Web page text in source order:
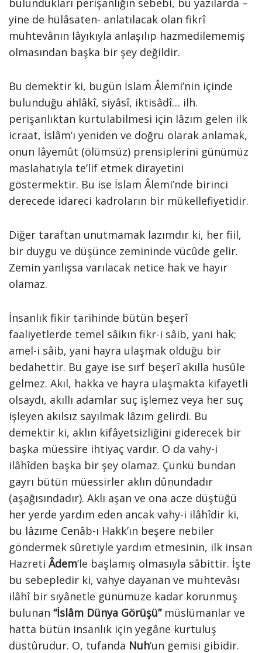
bulundukları perişanlığın sebebi, bu yazılarda –
yine de hülâsaten- anlatılacak olan fikrî
muhtevânın lâyıkıyla anlaşılıp hazmedilememiş
olmasından başka bir şey değildir.
Bu demektir ki, bugün İslam Âlemi’nin içinde
bulunduğu ahlâkî, siyâsî, iktisâdî… ilh.
perişanlıktan kurtulabilmesi için lâzım gelen ilk
icraat, İslâm’ı yeniden ve doğru olarak anlamak,
onun lâyemût (ölümsüz) prensiplerini günümüz
maslahatıyla te’lif etmek dirayetini
göstermektir. Bu ise İslam Âlemi’nde birinci
derecede idareci kadroların bir mükellefiyetidir.
Diğer taraftan unutmamak lazımdır ki, her fiil,
bir duygu ve düşünce zemininde vücûde gelir.
Zemin yanlışsa varılacak netice hak ve hayır
olamaz.
İnsanlık fikir tarihinde bütün beşerî
faaliyetlerde temel sâikın fikr-i sâib, yani hak;
amel-i sâib, yani hayra ulaşmak olduğu bir
bedahettir. Bu gaye ise sırf beşerî akılla husûle
gelmez. Akıl, hakka ve hayra ulaşmakta kifayetli
olsaydı, akıllı adamlar suç işlemez veya her suç
işleyen akılsız sayılmak lâzım gelirdi. Bu
demektir ki, aklın kifâyetsizliğini giderecek bir
başka müessire ihtiyaç vardır. O da vahy-i
ilâhîden başka bir şey olamaz. Çünkü bundan
gayrı bütün müessirler aklın dûnundadır
(aşağısındadır). Aklı aşan ve ona acze düştüğü
her yerde yardım eden ancak vahy-i ilâhîdir ki,
bu lâzıme Cenâb-ı Hakk’ın beşere nebiler
göndermek sûretiyle yardım etmesinin, ilk insan
Hazreti Âdem’le başlamış olmasıyla sâbittir. İşte
bu sebepledir ki, vahye dayanan ve muhtevâsı
ilâhî bir sıyânetle günümüze kadar korunmuş
bulunan “İslâm Dünya Görüşü” müslümanlar ve
hatta bütün insanlık için yegâne kurtuluş
düstûrudur. O, tufanda Nuh’un gemisi gibidir.